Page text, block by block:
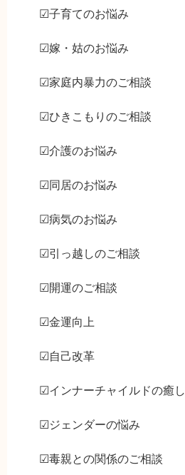
☑子育てのお悩み
☑嫁・姑のお悩み
☑家庭内暴力のご相談
☑ひきこもりのご相談
☑介護のお悩み
☑同居のお悩み
☑病気のお悩み
☑引っ越しのご相談
☑開運のご相談
☑金運向上
☑自己改革
☑インナーチャイルドの癒し
☑ジェンダーの悩み
☑毒親との関係のご相談